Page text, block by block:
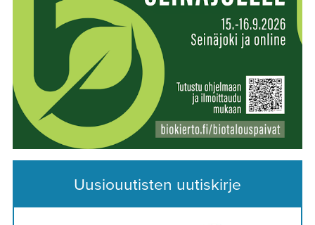
Uusiouutisten uutiskirje